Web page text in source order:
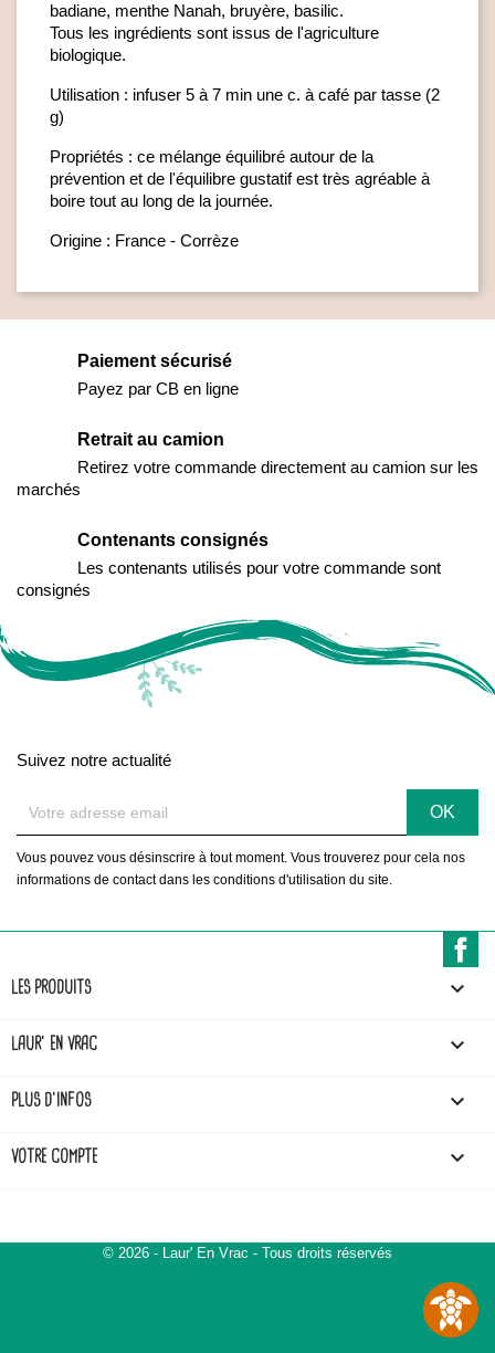
badiane, menthe Nanah, bruyère, basilic.
Tous les ingrédients sont issus de l'agriculture
biologique.
Utilisation : infuser 5 à 7 min une c. à café par tasse (2
g)
Propriétés : ce mélange équilibré autour de la
prévention et de l'équilibre gustatif est très agréable à
boire tout au long de la journée.
Origine : France - Corrèze
Paiement sécurisé
Payez par CB en ligne
Retrait au camion
Retirez votre commande directement au camion sur les
marchés
Contenants consignés
Les contenants utilisés pour votre commande sont
consignés
Suivez notre actualité
Vous pouvez vous désinscrire à tout moment. Vous trouverez pour cela nos
informations de contact dans les conditions d'utilisation du site.
LES PRODUITS 
LAUR' EN VRAC 
PLUS D'INFOS 
VOTRE COMPTE 
© 2026 - Laur' En Vrac - Tous droits réservés